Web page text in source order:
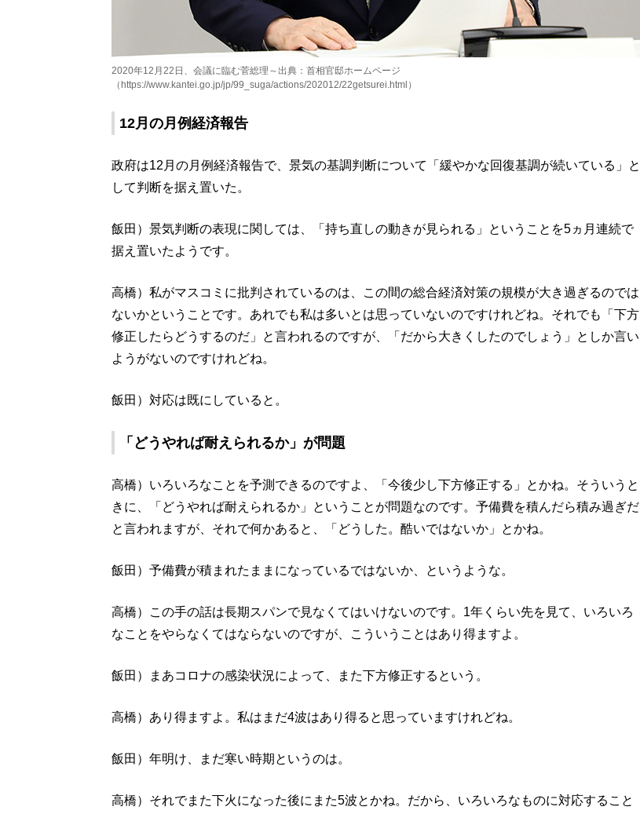
2020年12月22日、会議に臨む菅総理～出典：首相官邸ホームページ
（https://www.kantei.go.jp/jp/99_suga/actions/202012/22getsurei.html）
12月の月例経済報告
政府は12月の月例経済報告で、景気の基調判断について「緩やかな回復基調が続いている」と
して判断を据え置いた。
飯田）景気判断の表現に関しては、「持ち直しの動きが見られる」ということを5ヵ月連続で
据え置いたようです。
高橋）私がマスコミに批判されているのは、この間の総合経済対策の規模が大き過ぎるのでは
ないかということです。あれでも私は多いとは思っていないのですけれどね。それでも「下方
修正したらどうするのだ」と言われるのですが、「だから大きくしたのでしょう」としか言い
ようがないのですけれどね。
飯田）対応は既にしていると。
「どうやれば耐えられるか」が問題
高橋）いろいろなことを予測できるのですよ、「今後少し下方修正する」とかね。そういうと
きに、「どうやれば耐えられるか」ということが問題なのです。予備費を積んだら積み過ぎだ
と言われますが、それで何かあると、「どうした。酷いではないか」とかね。
飯田）予備費が積まれたままになっているではないか、というような。
高橋）この手の話は長期スパンで見なくてはいけないのです。1年くらい先を見て、いろいろ
なことをやらなくてはならないのですが、こういうことはあり得ますよ。
飯田）まあコロナの感染状況によって、また下方修正するという。
高橋）あり得ますよ。私はまだ4波はあり得ると思っていますけれどね。
飯田）年明け、まだ寒い時期というのは。
高橋）それでまた下火になった後にまた5波とかね。だから、いろいろなものに対応すること